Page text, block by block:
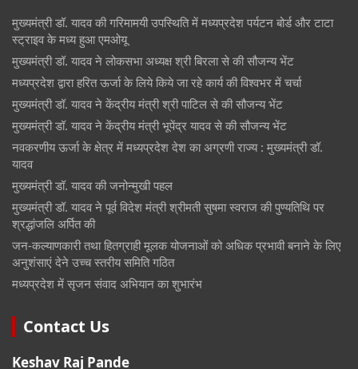
मुख्यमंत्री डॉ. यादव की गरिमामयी उपस्थिति में मध्यप्रदेश पर्यटन बोर्ड और टाटा
स्ट्राइव के मध्य हुआ एमओयू
मुख्यमंत्री डॉ. यादव ने लोकसभा अध्यक्ष श्री बिरला से की सौजन्य भेंट
मध्यप्रदेश द्वारा हरित ऊर्जा के लिये किये जा रहे कार्य की विश्वभर में चर्चा
मुख्यमंत्री डॉ. यादव ने केंद्रीय मंत्री श्री पाटिल से की सौजन्य भेंट
मुख्यमंत्री डॉ. यादव ने केंद्रीय मंत्री भूपेंद्र यादव से की सौजन्य भेंट
नवकरणीय ऊर्जा के क्षेत्र में मध्यप्रदेश देश का अग्रणी राज्य : मुख्यमंत्री डॉ.
यादव
मुख्यमंत्री डॉ. यादव की जनोन्मुखी पहल
मुख्यमंत्री डॉ. यादव ने पूर्व विदेश मंत्री श्रीमती सुषमा स्वराज की पुण्यतिथि पर
श्रद्धांजलि अर्पित की
जन-कल्याणकारी तथा हितग्राही मूलक योजनाओं को अधिक प्रभावी बनाने के लिए
अनुशंसाएं देने उच्च स्तरीय समिति गठित
मध्यप्रदेश में सृजन संवाद अभियान का शुभारंभ
Contact Us
Keshav Raj Pande